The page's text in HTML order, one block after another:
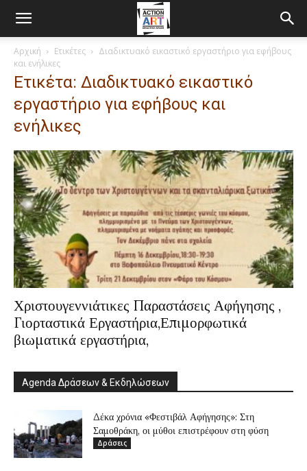
Αρχική Ετικέτες
Διαδικτυακό εικαστικό εργαστήριο για εφήβους
και ενήλικες
Ετικέτα: Διαδικτυακό εικαστικό
εργαστήριο για εφήβους και
ενήλικες
Χριστουγεννιάτικες Παραστάσεις Αφήγησης ,
Γιορταστικά Εργαστήρια,Επιμορφωτικά
βιωματικά εργαστήρια,
Agenda Δράσεων & Εκδηλώσεων
Δέκα χρόνια «Φεστιβάλ Αφήγησης»: Στη
Σαμοθράκη, οι μύθοι επιστρέφουν στη φύση
Δράσεις